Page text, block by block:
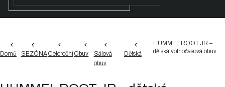
Domů SEZÓNACeloročníObuv
Sálová
obuv
Dětská
HUMMEL ROOT JR –
dětská volnočasová obuv